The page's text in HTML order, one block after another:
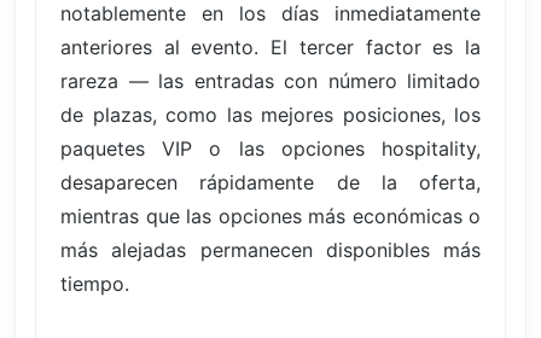
notablemente en los días inmediatamente
anteriores al evento. El tercer factor es la
rareza — las entradas con número limitado
de plazas, como las mejores posiciones, los
paquetes VIP o las opciones hospitality,
desaparecen rápidamente de la oferta,
mientras que las opciones más económicas o
más alejadas permanecen disponibles más
tiempo.